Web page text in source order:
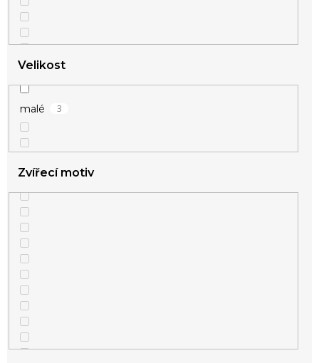
Velikost
malé 3
Zvířecí motiv